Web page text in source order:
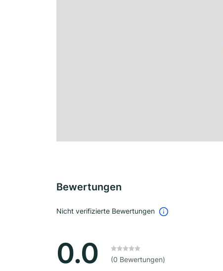
Bewertungen
Nicht verifizierte Bewertungen
0.0 (0 Bewertungen)